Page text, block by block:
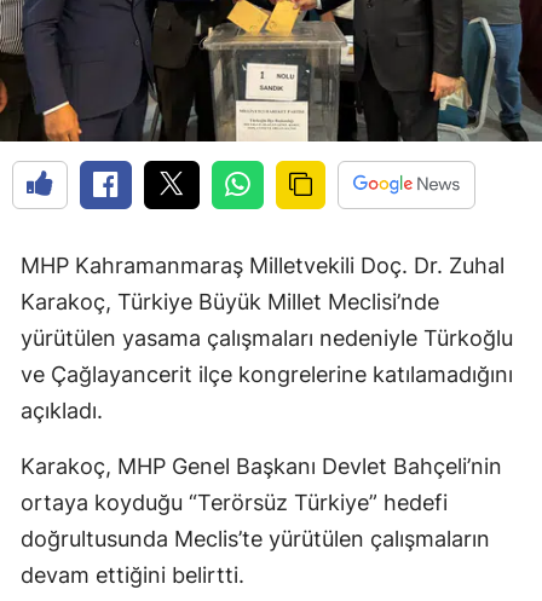
MHP Kahramanmaraş Milletvekili Doç. Dr. Zuhal
Karakoç, Türkiye Büyük Millet Meclisi’nde
yürütülen yasama çalışmaları nedeniyle Türkoğlu
ve Çağlayancerit ilçe kongrelerine katılamadığını
açıkladı.
Karakoç, MHP Genel Başkanı Devlet Bahçeli’nin
ortaya koyduğu “Terörsüz Türkiye” hedefi
doğrultusunda Meclis’te yürütülen çalışmaların
devam ettiğini belirtti.